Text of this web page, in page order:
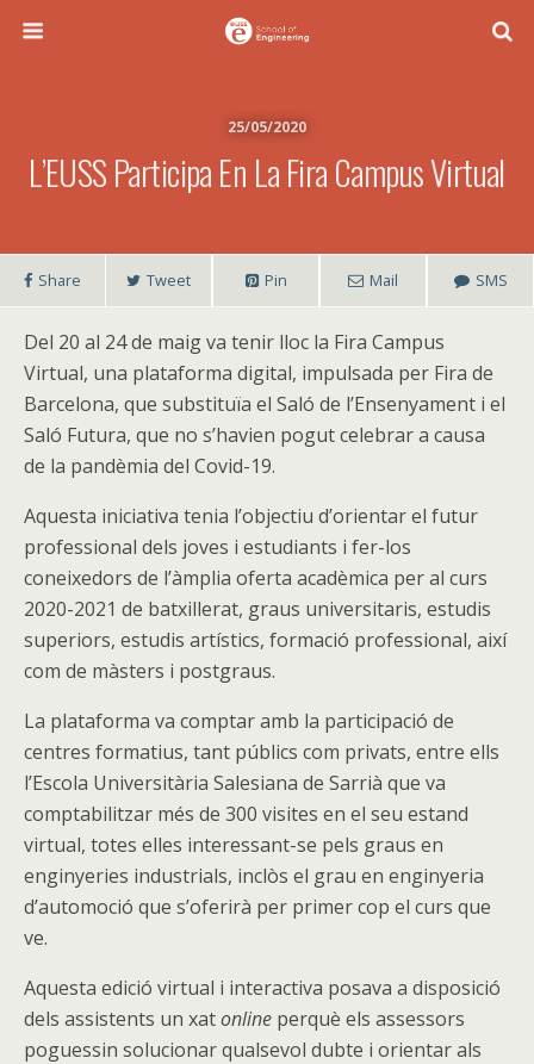
25/05/2020
L’EUSS Participa En La Fira Campus Virtual
Share Tweet Pin Mail SMS
Del 20 al 24 de maig va tenir lloc la Fira Campus
Virtual, una plataforma digital, impulsada per Fira de
Barcelona, que substituïa el Saló de l’Ensenyament i el
Saló Futura, que no s’havien pogut celebrar a causa
de la pandèmia del Covid-19.
Aquesta iniciativa tenia l’objectiu d’orientar el futur
professional dels joves i estudiants i fer-los
coneixedors de l’àmplia oferta acadèmica per al curs
2020-2021 de batxillerat, graus universitaris, estudis
superiors, estudis artístics, formació professional, així
com de màsters i postgraus.
La plataforma va comptar amb la participació de
centres formatius, tant públics com privats, entre ells
l’Escola Universitària Salesiana de Sarrià que va
comptabilitzar més de 300 visites en el seu estand
virtual, totes elles interessant-se pels graus en
enginyeries industrials, inclòs el grau en enginyeria
d’automoció que s’oferirà per primer cop el curs que
ve.
Aquesta edició virtual i interactiva posava a disposició
dels assistents un xatonline perquè els assessors
poguessin solucionar qualsevol dubte i orientar als